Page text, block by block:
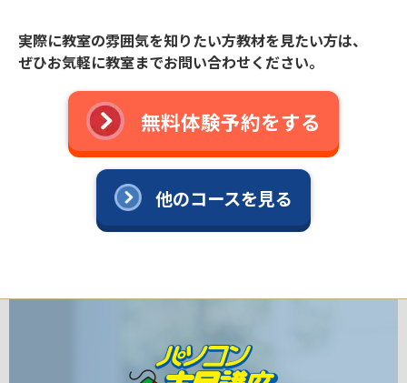
実際に教室の雰囲気を知りたい方教材を見たい方は、
ぜひお気軽に教室までお問い合わせください。
無料体験予約をする
他のコースを見る